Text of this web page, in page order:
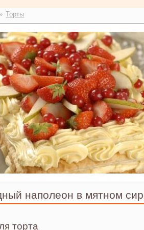
Торты
наполеон в мятном
торта